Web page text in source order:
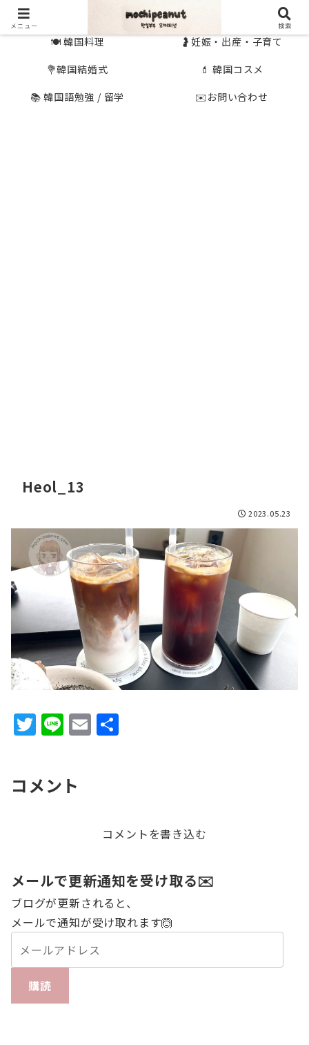
🍽 韓国料理
🤰妊娠・出産・子育て
💐韓国結婚式
💄 韓国コスメ
📚 韓国語勉強 / 留学
✉️お問い合わせ
Heol_13
2023.05.23
T
w
te
Li
n
E
m
コメント
コメントを書き込む
メールで更新通知を受け取る✉️
ブログが更新されると、
メールで通知が受け取れます🙆
購読
メニュー 検索